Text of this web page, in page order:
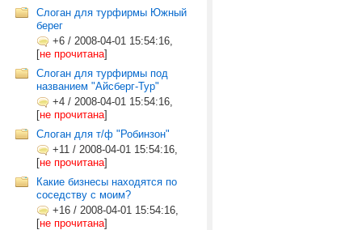
Слоган для турфирмы Южный
берег
+6 / 2008-04-01 15:54:16,
[не прочитана]
Слоган для турфирмы под
названием "Айсберг-Тур"
+4 / 2008-04-01 15:54:16,
[не прочитана]
Слоган для т/ф "Робинзон"
+11 / 2008-04-01 15:54:16,
[не прочитана]
Какие бизнесы находятся по
соседству с моим?
+16 / 2008-04-01 15:54:16,
[не прочитана]